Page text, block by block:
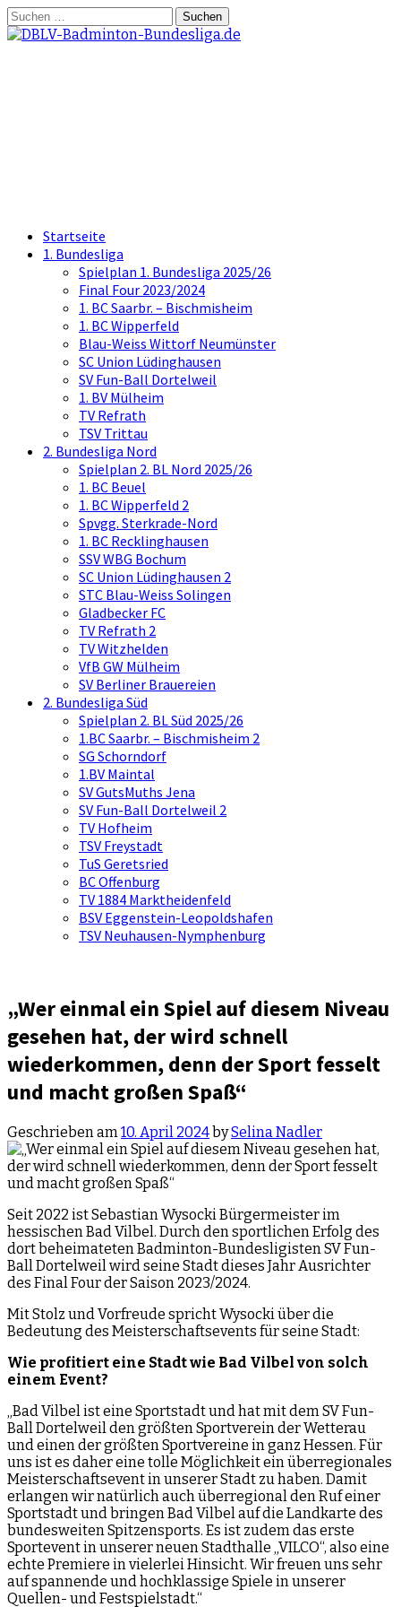
Springe
zum
Suchen
nach:
Startseite
1. Bundesliga
Spielplan 1. Bundesliga 2025/26
Final Four 2023/2024
1. BC Saarbr. – Bischmisheim
1. BC Wipperfeld
Blau-Weiss Wittorf Neumünster
SC Union Lüdinghausen
SV Fun-Ball Dortelweil
1. BV Mülheim
TV Refrath
TSV Trittau
2. Bundesliga Nord
Spielplan 2. BL Nord 2025/26
1. BC Beuel
1. BC Wipperfeld 2
Spvgg. Sterkrade-Nord
1. BC Recklinghausen
SSV WBG Bochum
SC Union Lüdinghausen 2
STC Blau-Weiss Solingen
Gladbecker FC
TV Refrath 2
TV Witzhelden
VfB GW Mülheim
SV Berliner Brauereien
2. Bundesliga Süd
Spielplan 2. BL Süd 2025/26
1.BC Saarbr. – Bischmisheim 2
SG Schorndorf
1.BV Maintal
SV GutsMuths Jena
SV Fun-Ball Dortelweil 2
TV Hofheim
TSV Freystadt
TuS Geretsried
BC Offenburg
TV 1884 Marktheidenfeld
BSV Eggenstein-Leopoldshafen
TSV Neuhausen-Nymphenburg
„Wer einmal ein Spiel auf diesem Niveau
gesehen hat, der wird schnell
wiederkommen, denn der Sport fesselt
und macht großen Spaß“
Geschrieben am 10. April 2024bySelina Nadler
Seit 2022 ist Sebastian Wysocki Bürgermeister im
hessischen Bad Vilbel. Durch den sportlichen Erfolg des
dort beheimateten Badminton-Bundesligisten SV Fun-
Ball Dortelweil wird seine Stadt dieses Jahr Ausrichter
des Final Four der Saison 2023/2024.
Mit Stolz und Vorfreude spricht Wysocki über die
Bedeutung des Meisterschaftsevents für seine Stadt:
Wie profitiert eine Stadt wie Bad Vilbel von solch
einem Event?
„Bad Vilbel ist eine Sportstadt und hat mit dem SV Fun-
Ball Dortelweil den größten Sportverein der Wetterau
und einen der größten Sportvereine in ganz Hessen. Für
uns ist es daher eine tolle Möglichkeit ein überregionales
Meisterschaftsevent in unserer Stadt zu haben. Damit
erlangen wir natürlich auch überregional den Ruf einer
Sportstadt und bringen Bad Vilbel auf die Landkarte des
bundesweiten Spitzensports. Es ist zudem das erste
Sportevent in unserer neuen Stadthalle „VILCO“, also eine
echte Premiere in vielerlei Hinsicht. Wir freuen uns sehr
auf spannende und hochklassige Spiele in unserer
Quellen- und Festspielstadt.“